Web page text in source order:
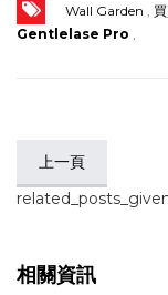
Wall Garden
Gentlelase Pro
上一頁
相關資訊